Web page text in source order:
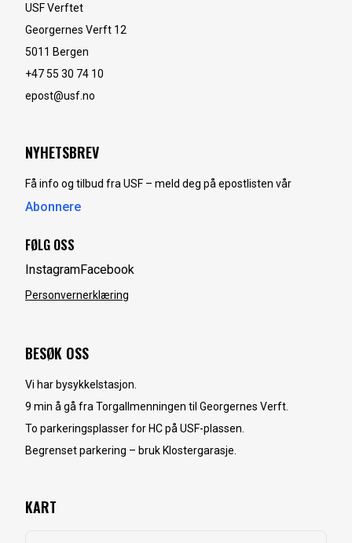
USF Verftet
Georgernes Verft 12
5011 Bergen
+47 55 30 74 10
epost@usf.no
NYHETSBREV
Få info og tilbud fra USF – meld deg på epostlisten vår
Abonnere
FØLG OSS
InstagramFacebook
Personvernerklæring
BESØK OSS
Vi har bysykkelstasjon.
9 min å gå fra Torgallmenningen til Georgernes Verft.
To parkeringsplasser for HC på USF-plassen.
Begrenset parkering – bruk Klostergarasje.
KART